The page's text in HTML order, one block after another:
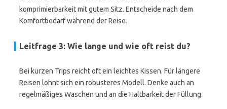
komprimierbarkeit mit gutem Sitz. Entscheide nach dem
Komfortbedarf während der Reise.
Leitfrage 3: Wie lange und wie oft reist du?
Bei kurzen Trips reicht oft ein leichtes Kissen. Für längere
Reisen lohnt sich ein robusteres Modell. Denke auch an
regelmäßiges Waschen und an die Haltbarkeit der Füllung.